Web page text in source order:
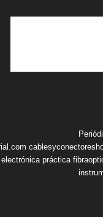
electrónica práctica